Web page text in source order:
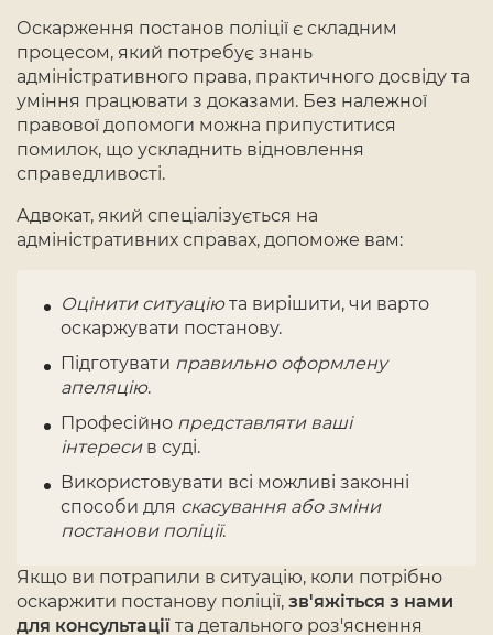
Оскарження постанов поліції є складним
процесом, який потребує знань
адміністративного права, практичного досвіду та
уміння працювати з доказами. Без належної
правової допомоги можна припуститися
помилок, що ускладнить відновлення
справедливості.
Адвокат, який спеціалізується на
адміністративних справах, допоможе вам:
Оцінити ситуаціюта вирішити, чи варто
оскаржувати постанову.
Підготувати правильно оформлену
апеляцію.
Професійно представляти ваші
інтересив суді.
Використовувати всі можливі законні
способи для скасування або зміни
постанови поліції.
Якщо ви потрапили в ситуацію, коли потрібно
оскаржити постанову поліції, зв'яжіться з нами
для консультації та детального роз'яснення